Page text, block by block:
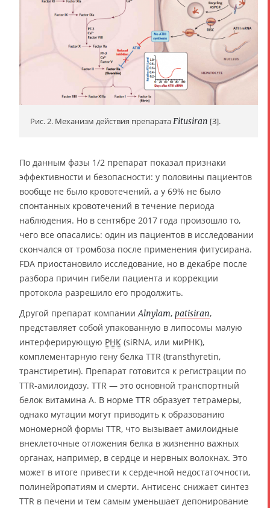
Рис. 2. Механизм действия препаратаFitusiran [3].
По данным фазы 1/2 препарат показал признаки
эффективности и безопасности: у половины пациентов
вообще не было кровотечений, а у 69% не было
спонтанных кровотечений в течение периода
наблюдения. Но в сентябре 2017 года произошло то,
чего все опасались: один из пациентов в исследовании
скончался от тромбоза после применения фитусирана.
FDA приостановило исследование, но в декабре после
разбора причин гибели пациента и коррекции
протокола разрешило его продолжить.
Другой препарат компанииAlnylam, patisiran,
представляет собой упакованную в липосомы малую
интерферирующую РНК (siRNA, или миРНК),
комплементарную гену белка TTR (transthyretin,
транстиретин). Препарат готовится к регистрации по
TTR-амилоидозу. TTR — это основной транспортный
белок витамина А. В норме TTR образует тетрамеры,
однако мутации могут приводить к образованию
мономерной формы TTR, что вызывает амилоидные
внеклеточные отложения белка в жизненно важных
органах, например, в сердце и нервных волокнах. Это
может в итоге привести к сердечной недостаточности,
полинейропатиям и смерти. Антисенс снижает синтез
TTR в печени и тем самым уменьшает депонирование